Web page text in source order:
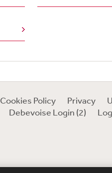
Cookies Policy Privacy
Debevoise Login (2)